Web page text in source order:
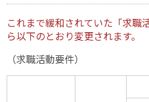
これまで緩和されていた「求職
ら以下のとおり変更されます。
（求職活動要件）